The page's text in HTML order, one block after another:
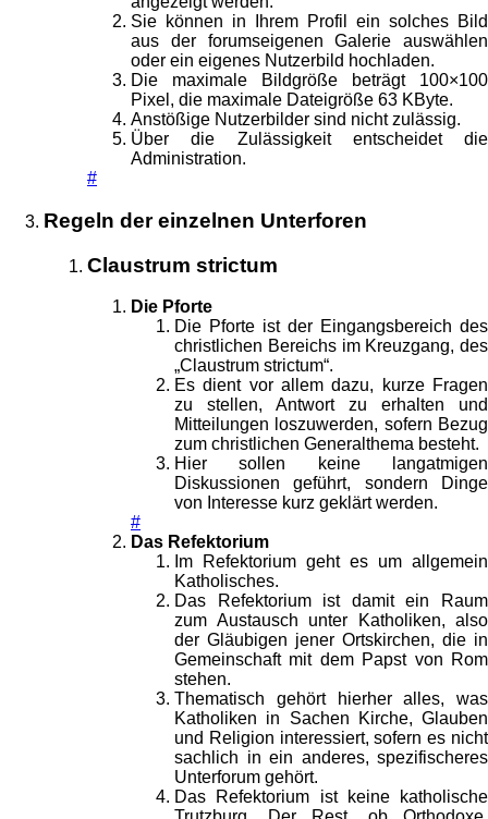
Sie können in Ihrem Profil ein solches Bild
aus der forumseigenen Galerie auswählen
oder ein eigenes Nutzerbild hochladen.
Die maximale Bildgröße beträgt 100×100
Pixel, die maximale Dateigröße 63 KByte.
Anstößige Nutzerbilder sind nicht zulässig.
Über die Zulässigkeit entscheidet die
Administration.
#
Regeln der einzelnen Unterforen
Claustrum strictum
Die Pforte
Die Pforte ist der Eingangsbereich des
christlichen Bereichs im Kreuzgang, des
„Claustrum strictum“.
Es dient vor allem dazu, kurze Fragen
zu stellen, Antwort zu erhalten und
Mitteilungen loszuwerden, sofern Bezug
zum christlichen Generalthema besteht.
Hier sollen keine langatmigen
Diskussionen geführt, sondern Dinge
von Interesse kurz geklärt werden.
#
Das Refektorium
Im Refektorium geht es um allgemein
Katholisches.
Das Refektorium ist damit ein Raum
zum Austausch unter Katholiken, also
der Gläubigen jener Ortskirchen, die in
Gemeinschaft mit dem Papst von Rom
stehen.
Thematisch gehört hierher alles, was
Katholiken in Sachen Kirche, Glauben
und Religion interessiert, sofern es nicht
sachlich in ein anderes, spezifischeres
Unterforum gehört.
Das Refektorium ist keine katholische